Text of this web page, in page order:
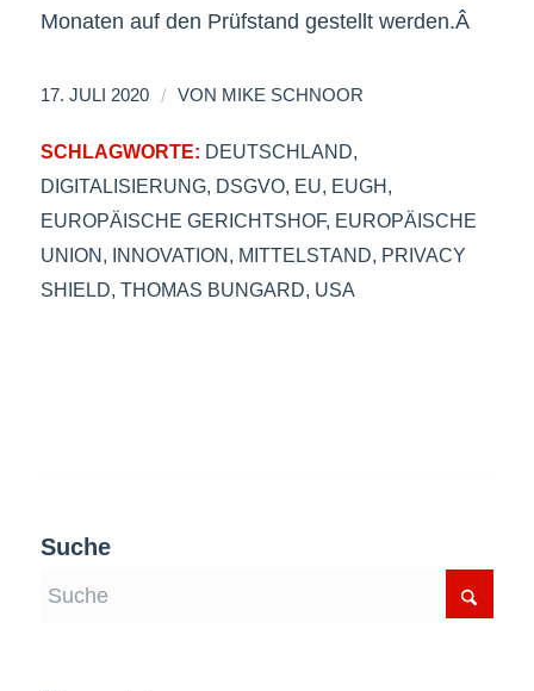
Monaten auf den Prüfstand gestellt werden.Â
17. JULI 2020 / VON MIKE SCHNOOR
SCHLAGWORTE: DEUTSCHLAND,
DIGITALISIERUNG, DSGVO, EU, EUGH,
EUROPÄISCHE GERICHTSHOF, EUROPÄISCHE
UNION, INNOVATION, MITTELSTAND, PRIVACY
SHIELD, THOMAS BUNGARD, USA
Suche